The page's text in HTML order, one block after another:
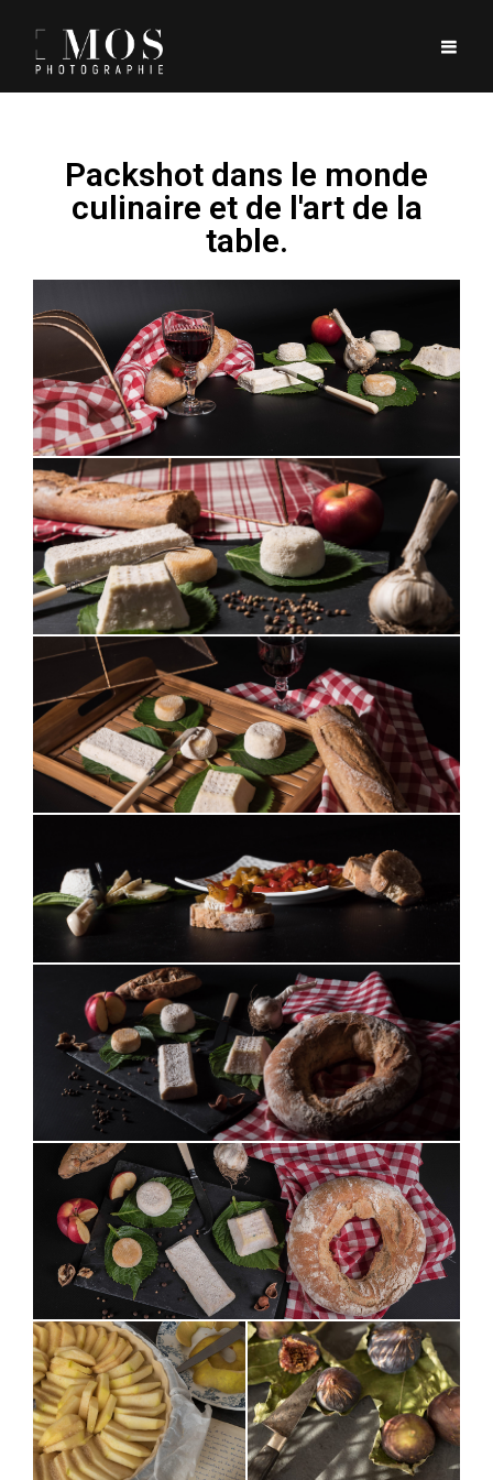
Packshot dans le monde
culinaire et de l'art de la
table.